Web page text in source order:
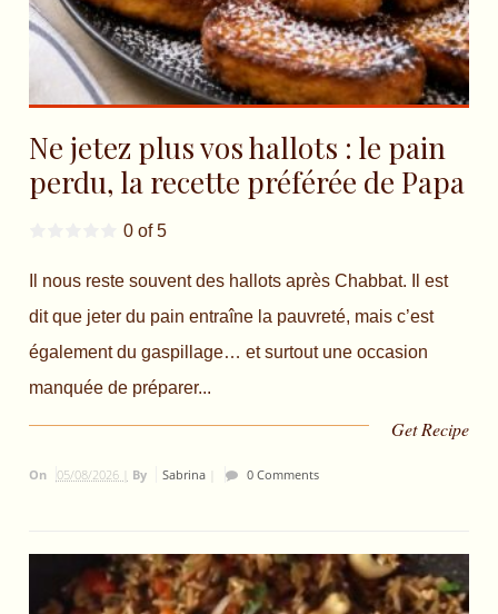
Ne jetez plus vos hallots : le pain
perdu, la recette préférée de Papa
0 of 5
Il nous reste souvent des hallots après Chabbat. Il est
dit que jeter du pain entraîne la pauvreté, mais c’est
également du gaspillage… et surtout une occasion
manquée de préparer...
Get Recipe
On 05/08/2026 | By Sabrina| 0 Comments